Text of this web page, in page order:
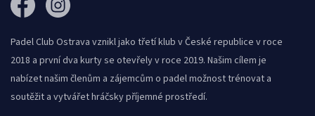
Padel Club Ostrava vznikl jako třetí klub v České republice v roce
2018 a první dva kurty se otevřely v roce 2019. Našim cílem je
nabízet našim členům a zájemcům o padel možnost trénovat a
soutěžit a vytvářet hráčsky příjemné prostředí.